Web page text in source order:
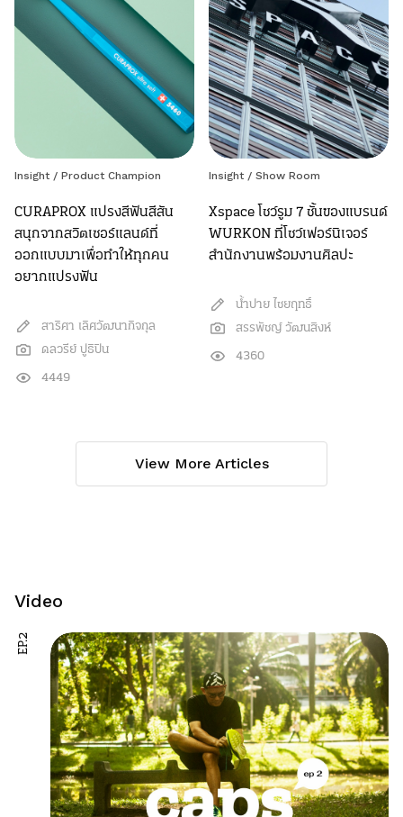
Insight / Product Champion
CURAPROX แปรงสีฟันสีสัน
สนุกจากสวิตเซอร์แลนด์ที่
ออกแบบมาเพื่อทำให้ทุกคน
อยากแปรงฟัน
สาริศา เลิศวัฒนากิจกุล
ดลวรีย์ ปูธิปิน
4449
Insight / Show Room
Xspace โชว์รูม 7 ชั้นของแบรนด์
WURKON ที่โชว์เฟอร์นิเจอร์
สำนักงานพร้อมงานศิลปะ
น้ำปาย ไชยฤทธิ์
สรรพัชญ์ วัฒนสิงห์
4360
View More Articles
Video
EP.2